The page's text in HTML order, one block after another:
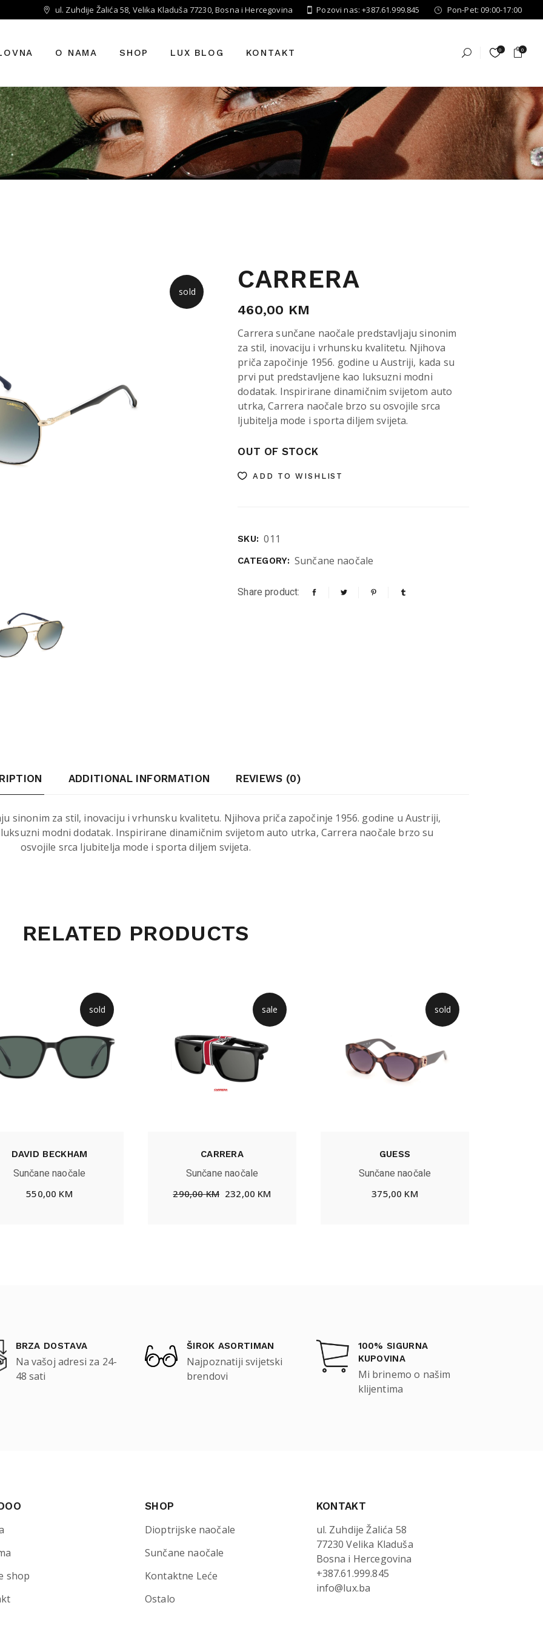
ul. Zuhdije Žalića 58, Velika Kladuša 77230, Bosna i Hercegovina Pozovi nas: +387.61.999.845 Pon-Pet: 09:00-17:00
O NAMA SHOP LUX BLOG KONTAKT 0 0
sold CARRERA
460,00 KM
Carrera sunčane naočale predstavljaju sinonim
za stil, inovaciju i vrhunsku kvalitetu. Njihova
priča započinje 1956. godine u Austriji, kada su
prvi put predstavljene kao luksuzni modni
dodatak. Inspirirane dinamičnim svijetom auto
utrka, Carrera naočale brzo su osvojile srca
ljubitelja mode i sporta diljem svijeta.
OUT OF STOCK
ADD TO WISHLIST
SKU: 011
CATEGORY: Sunčane naočale
Share product:
ADDITIONAL INFORMATION REVIEWS (0)
sinonim za stil, inovaciju i vrhunsku kvalitetu. Njihova priča započinje 1956. godine u Austriji,
modni dodatak. Inspirirane dinamičnim svijetom auto utrka, Carrera naočale brzo su
osvojile srca ljubitelja mode i sporta diljem svijeta.
RELATED PRODUCTS
sold
DAVID BECKHAM
Sunčane naočale
550,00 KM
sale
CARRERA
Sunčane naočale
290,00KM 232,00 KM
sold
GUESS
Sunčane naočale
375,00 KM
BRZA DOSTAVA
Na vašoj adresi za 24-
48 sati
ŠIROK ASORTIMAN
Najpoznatiji svijetski
brendovi
100% SIGURNA
KUPOVINA
Mi brinemo o našim
klijentima
shop
SHOP
Dioptrijske naočale
Sunčane naočale
Kontaktne Leće
Ostalo
KONTAKT
ul. Zuhdije Žalića 58
77230 Velika Kladuša
Bosna i Hercegovina
+387.61.999.845
info@lux.ba